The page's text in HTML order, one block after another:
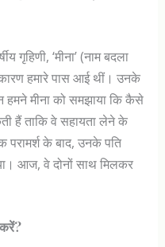
गृहिणी, ‘मीना’ (नाम बदला
हमारे पास आई थीं। उनके
मीना को समझाया कि कैसे
हैं ताकि वे सहायता लेने के
परामर्श के बाद, उनके पति
आज, वे दोनों साथ मिलकर